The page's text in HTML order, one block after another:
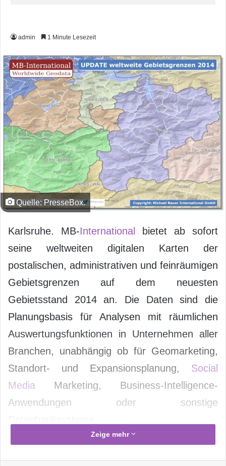
admin 1 Minute Lesezeit
Quelle: PresseBox.
Karlsruhe. MB-International
bietet ab sofort
seine weltweiten digitalen Karten der
postalischen, administrativen und feinräumigen
Gebietsgrenzen auf dem neuesten
Gebietsstand 2014 an. Die Daten sind die
Planungsbasis für Analysen mit räumlichen
Auswertungsfunktionen in Unternehmen aller
Branchen, unabhängig ob für Geomarketing,
Standort- und Expansionsplanung, Social
Media Marketing, Business-Intelligence-
Anwendungen oder sonstige
Zeige mehr